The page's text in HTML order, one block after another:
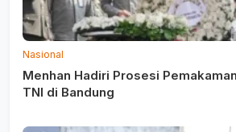
Nasional
Menhan Hadiri Prosesi
TNI di Bandung